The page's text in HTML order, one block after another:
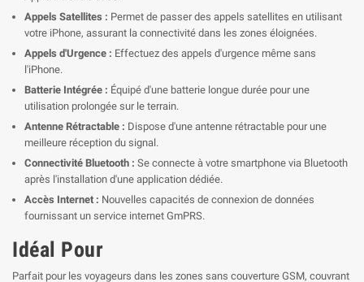
Appels Satellites : Permet de passer des appels satellites en utilisant
votre iPhone, assurant la connectivité dans les zones éloignées.
Appels d'Urgence : Effectuez des appels d'urgence même sans
l'iPhone.
Batterie Intégrée : Équipé d'une batterie longue durée pour une
utilisation prolongée sur le terrain.
Antenne Rétractable : Dispose d'une antenne rétractable pour une
meilleure réception du signal.
Connectivité Bluetooth : Se connecte à votre smartphone via Bluetooth
après l'installation d'une application dédiée.
Accès Internet : Nouvelles capacités de connexion de données
fournissant un service internet GmPRS.
Idéal Pour
Parfait pour les voyageurs dans les zones sans couverture GSM, couvrant